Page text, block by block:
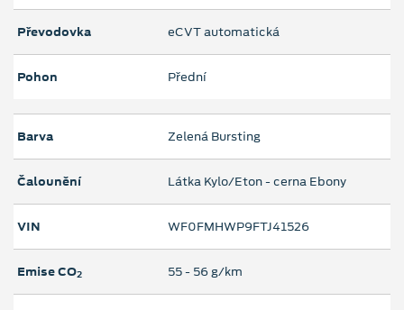
Převodovka eCVT automatická
Pohon Přední
Barva Zelená Bursting
Čalounění Látka Kylo/Eton - cerna Ebony
VIN WF0FMHWP9FTJ41526
Emise CO2 55 ‐ 56 g/km